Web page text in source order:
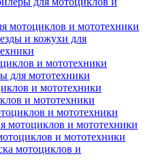
мотоциклов и мототехники
и кожухи для
и мототехники
для мототехники
и мототехники
и мототехники
и мототехники
мотоциклов и мототехники
и мототехники
мотоциклов и